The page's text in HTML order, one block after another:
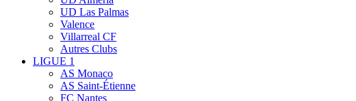
UD Las Palmas
Valence
Villarreal CF
Autres Clubs
LIGUE 1
AS Monaco
AS Saint-Étienne
FC Nantes